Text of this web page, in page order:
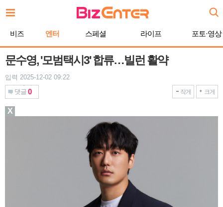
문
비즈 엔터 스페셜 라이프 포토·영상
문수영, '모범택시3' 합류…빌런 활약
입력 2025-12-02 09:22
댓글 0 작게 크게
X